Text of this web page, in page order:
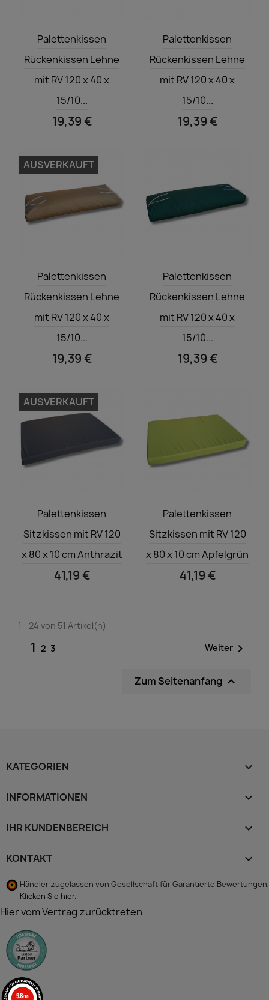

Palettenkissen
Rückenkissen Lehne
mit RV 120 x 40 x
15/10...
19,39 €

Palettenkissen
Rückenkissen Lehne
mit RV 120 x 40 x
15/10...
19,39 €

Palettenkissen
Rückenkissen Lehne
mit RV 120 x 40 x
15/10...
19,39 €
AUSVERKAUFT

Palettenkissen
Rückenkissen Lehne
mit RV 120 x 40 x
15/10...
19,39 €
 Vorschau
Palettenkissen
Sitzkissen mit RV 120
x 80 x 10 cm Anthrazit
41,19 €
AUSVERKAUFT
 Vorschau
Palettenkissen
Sitzkissen mit RV 120
x 80 x 10 cm Apfelgrün
41,19 €
1 - 24 von 51 Artikel(n)
1 2 3 Weiter 
Zum Seitenanfang 
KATEGORIEN 
INFORMATIONEN 
IHR KUNDENBEREICH 
KONTAKT keyboard_arrow_down
Händler zugelassen von Gesellschaft für Garantierte Bewertungen,
Klicken Sie hier.
Hier vom Vertrag zurücktreten
9.8/10